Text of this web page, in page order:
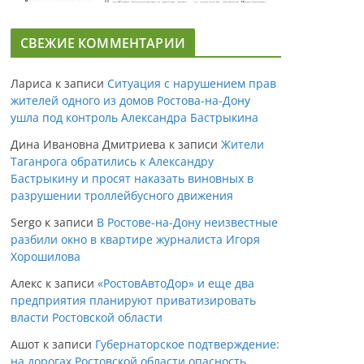
СВЕЖИЕ КОММЕНТАРИИ
Лариса к записи Ситуация с нарушением прав
жителей одного из домов Ростова-на-Дону
ушла под контроль Александра Бастрыкина
Дина Ивановна Дмитриева к записи Жители
Таганрога обратились к Александру
Бастрыкину и просят наказать виновных в
разрушении троллейбусного движения
Sergo к записи В Ростове-на-Дону неизвестные
разбили окно в квартире журналиста Игоря
Хорошилова
Алекс к записи «РостовАвтоДор» и еще два
предприятия планируют приватизировать
власти Ростовской области
Ашот к записи Губернаторское подтверждение: